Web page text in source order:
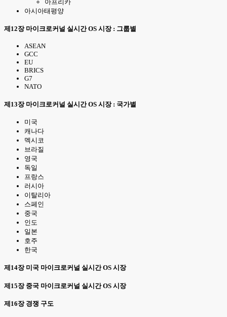
아프리카
아시아태평양
제12장 마이크로커널 실시간 OS 시장 : 그룹별
ASEAN
GCC
EU
BRICS
G7
NATO
제13장 마이크로커널 실시간 OS 시장 : 국가별
미국
캐나다
멕시코
브라질
영국
독일
프랑스
러시아
이탈리아
스페인
중국
인도
일본
호주
한국
제14장 미국 마이크로커널 실시간 OS 시장
제15장 중국 마이크로커널 실시간 OS 시장
제16장 경쟁 구도